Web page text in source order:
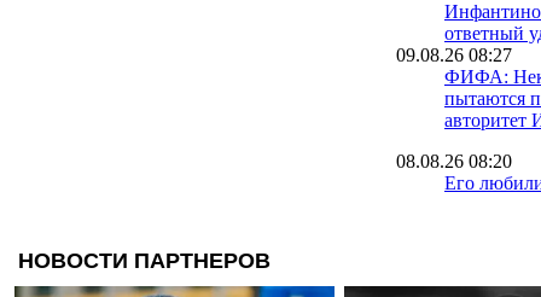
ответный
09.08.26 08:27
ФИФА:
пытаются
авторитет
08.08.26 08:20
Его